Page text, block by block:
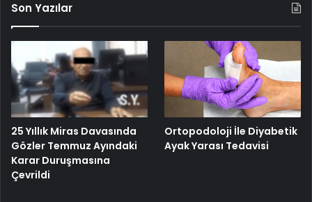
Son Yazılar
25 Yıllık Miras Davasında
Gözler Temmuz Ayındaki
Karar Duruşmasına
Çevrildi
Ortopodoloji İle Diyabetik
Ayak Yarası Tedavisi